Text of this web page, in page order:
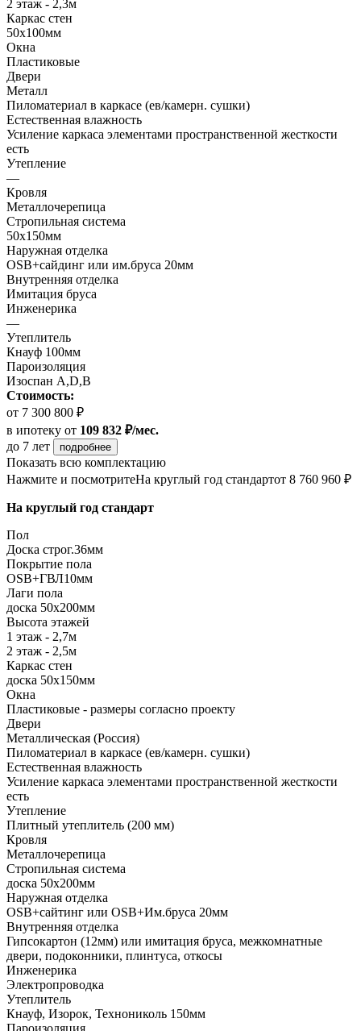
2 этаж - 2,3м
Каркас стен
50х100мм
Окна
Пластиковые
Двери
Металл
Пиломатериал в каркасе (ев/камерн. сушки)
Естественная влажность
Усиление каркаса элементами пространственной жесткости
есть
Утепление
—
Кровля
Металлочерепица
Стропильная система
50х150мм
Наружная отделка
OSB+сайдинг или им.бруса 20мм
Внутренняя отделка
Имитация бруса
Инженерика
—
Утеплитель
Кнауф 100мм
Пароизоляция
Изоспан А,D,B
Стоимость:
от 7 300 800 ₽
в ипотеку от 109 832 ₽/мес.
до 7 лет
подробнее
Показать всю комплектацию
Нажмите и посмотритеНа круглый год стандартот 8 760 960 ₽
На круглый год стандарт
Пол
Доска строг.36мм
Покрытие пола
ОSB+ГВЛ10мм
Лаги пола
доска 50х200мм
Высота этажей
1 этаж - 2,7м
2 этаж - 2,5м
Каркас стен
доска 50х150мм
Окна
Пластиковые - размеры согласно проекту
Двери
Металлическая (Россия)
Пиломатериал в каркасе (ев/камерн. сушки)
Естественная влажность
Усиление каркаса элементами пространственной жесткости
есть
Утепление
Плитный утеплитель (200 мм)
Кровля
Металлочерепица
Стропильная система
доска 50х200мм
Наружная отделка
OSB+сайтинг или OSB+Им.бруса 20мм
Внутренняя отделка
Гипсокартон (12мм) или имитация бруса, межкомнатные
двери, подоконники, плинтуса, откосы
Инженерика
Электропроводка
Утеплитель
Кнауф, Изорок, Технониколь 150мм
Пароизоляция